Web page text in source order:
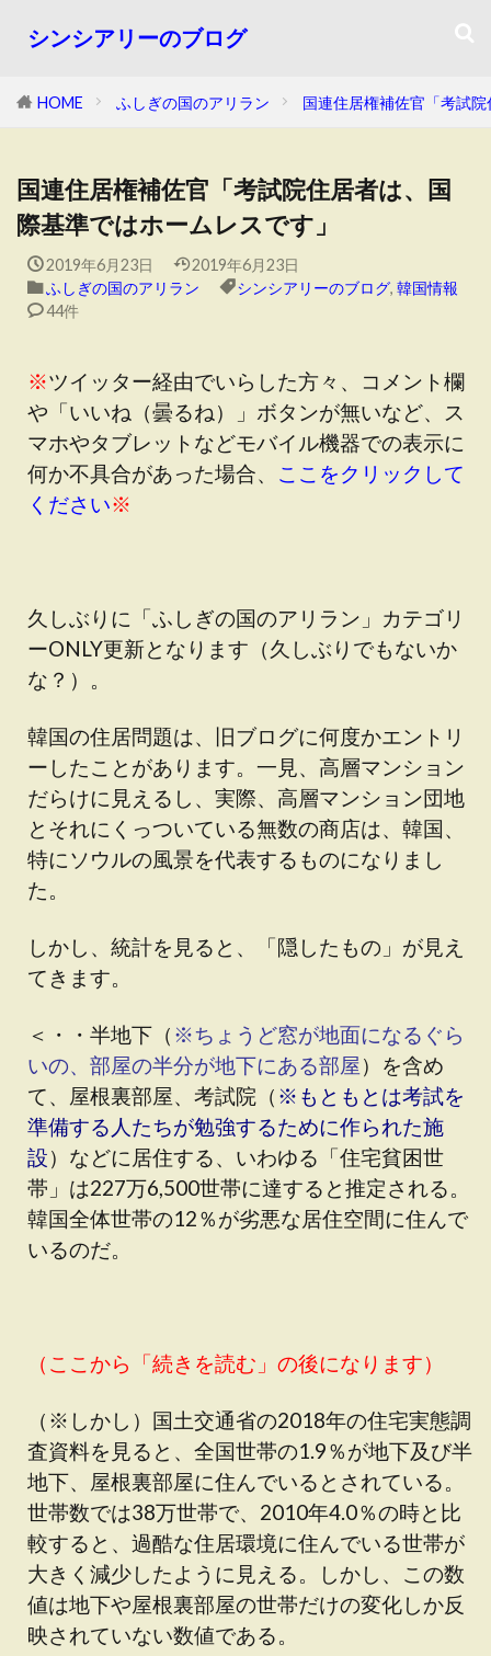
シンシアリーのブログ
HOME ふしぎの国のアリラン 国連住居権補佐官「考試
国連住居権補佐官「考試院住居者は、国
際基準ではホームレスです」
2019年6月23日
2019年6月23日
ふしぎの国のアリラン
シンシアリーのブログ, 韓国情報
44件
※ツイッター経由でいらした方々、コメント欄
や「いいね（曇るね）」ボタンが無いなど、ス
マホやタブレットなどモバイル機器での表示に
何か不具合があった場合、 ここをクリックして
ください※
久しぶりに「ふしぎの国のアリラン」カテゴリ
ーONLY更新となります（久しぶりでもないか
な？）。
韓国の住居問題は、旧ブログに何度かエントリ
ーしたことがあります。一見、高層マンション
だらけに見えるし、実際、高層マンション団地
とそれにくっついている無数の商店は、韓国、
特にソウルの風景を代表するものになりまし
た。
しかし、統計を見ると、「隠したもの」が見え
てきます。
＜・・半地下（ ※ちょうど窓が地面になるぐら
いの、部屋の半分が地下にある部屋）を含め
て、屋根裏部屋、考試院（ ※もともとは考試を
準備する人たちが勉強するために作られた施
設）などに居住する、いわゆる「住宅貧困世
帯」は227万6,500世帯に達すると推定される。
韓国全体世帯の12％が劣悪な居住空間に住んで
いるのだ。
（ここから「続きを読む」の後になります）
（※しかし）国土交通省の2018年の住宅実態調
査資料を見ると、全国世帯の1.9％が地下及び半
地下、屋根裏部屋に住んでいるとされている。
世帯数では38万世帯で、2010年4.0％の時と比
較すると、過酷な住居環境に住んでいる世帯が
大きく減少したように見える。しかし、この数
値は地下や屋根裏部屋の世帯だけの変化しか反
映されていない数値である。